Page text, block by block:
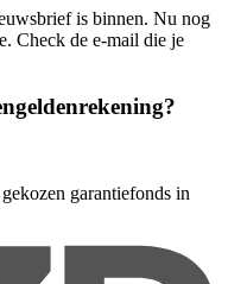
is binnen. Nu nog
Check de e-mail die je
garantiefonds in